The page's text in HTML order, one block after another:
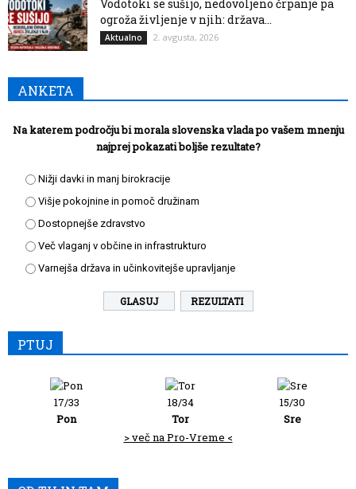
Vodotoki se sušijo, nedovoljeno črpanje pa
ogroža življenje v njih: država...
Aktualno 2. avgusta, 2026
ANKETA
Na katerem področju bi morala slovenska vlada po vašem mnenju
najprej pokazati boljše rezultate?
Nižji davki in manj birokracije
Višje pokojnine in pomoč družinam
Dostopnejše zdravstvo
Več vlaganj v občine in infrastrukturo
Varnejša država in učinkovitejše upravljanje
REZULTATI
PTUJ
17/33
Pon
18/34
Tor
15/30
Sre
> več na Pro-Vreme <